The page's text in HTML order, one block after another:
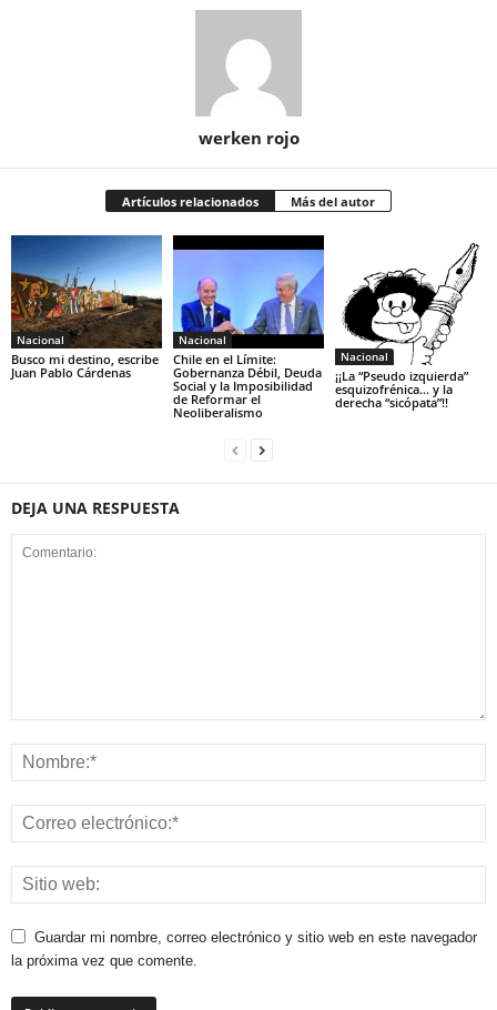
werken rojo
Artículos relacionados Más del autor
Nacional
Busco mi destino, escribe
Juan Pablo Cárdenas
Nacional
Chile en el Límite:
Gobernanza Débil, Deuda
Social y la Imposibilidad
de Reformar el
Neoliberalismo
Nacional
¡¡La “Pseudo izquierda”
esquizofrénica… y la
derecha “sicópata”!!
DEJA UNA RESPUESTA
Guardar mi nombre, correo electrónico y sitio web en este navegador
la próxima vez que comente.